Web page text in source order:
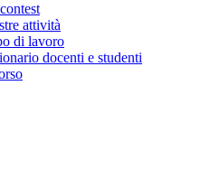
attività
di lavoro
docenti e studenti